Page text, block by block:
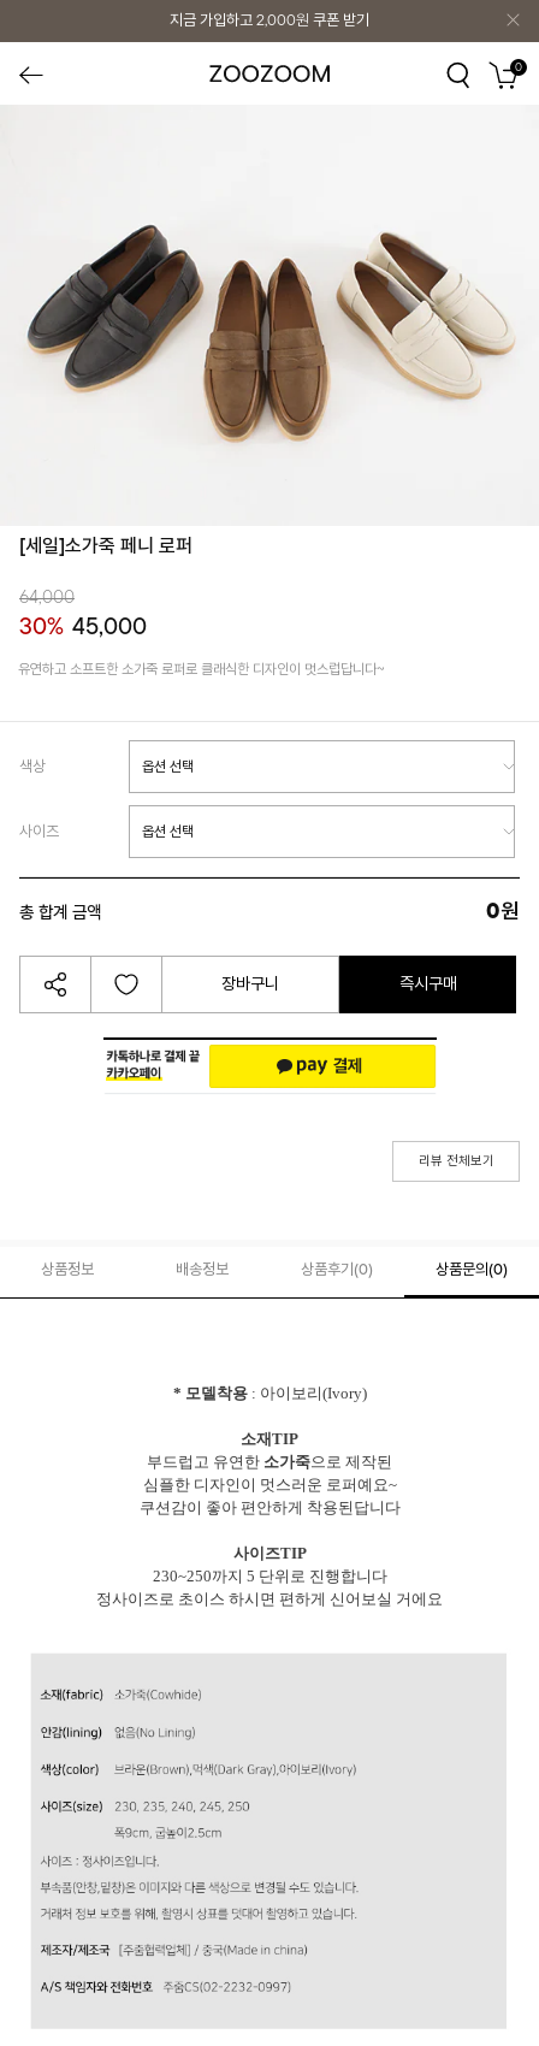
지금 가입하고 2,000원 쿠폰 받기
0
[세일]소가죽 페니 로퍼
64,000
30% 45,000
유연하고 소프트한 소가죽 로퍼로 클래식한 디자인이 멋스럽답니다~
색상
사이즈
총 합계 금액 0원
장바구니 즉시구매
리뷰 전체보기
상품정보 배송정보 상품후기(0) 상품문의 (0)
* 모델착용: 아이보리(Ivory)
소재TIP
부드럽고 유연한 소가죽으로 제작된
심플한 디자인이 멋스러운 로퍼예요~
쿠션감이 좋아 편안하게 착용된답니다
사이즈TIP
230~250까지 5 단위로 진행합니다
정사이즈로 초이스 하시면 편하게 신어보실 거에요